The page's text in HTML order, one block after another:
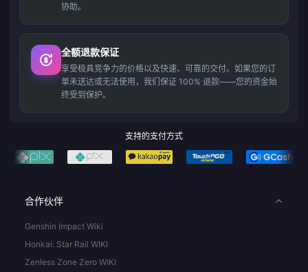
协助。
全额退款保证
享受极具竞争力的价格以及快速、可靠的交付。如果您的订
单未送达或无法使用，我们保证 100% 退款——您的资金始
终受到保护。
支持的支付方式
合作伙伴
Genshin Impact Wiki
Honkai: Star Rail WIKI
Zenless Zone Zero WIKI